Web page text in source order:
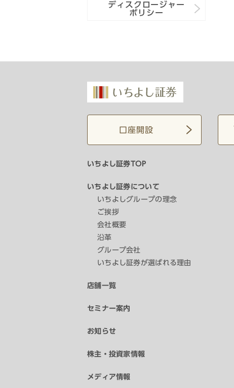
ディスクロージャー
ポリシー
口座開設
いちよし証券TOP
いちよし証券について
いちよしグループの理念
ご挨拶
会社概要
沿革
グループ会社
いちよし証券が選ばれる理由
店舗一覧
セミナー案内
お知らせ
株主・投資家情報
メディア情報